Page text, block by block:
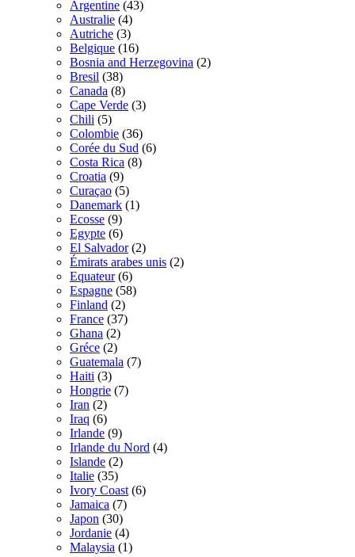
Argentine (43)
Australie (4)
Autriche (3)
Belgique (16)
Bosnia and Herzegovina (2)
Bresil (38)
Canada (8)
Cape Verde (3)
Chili (5)
Colombie (36)
Corée du Sud (6)
Costa Rica (8)
Croatia (9)
Curaçao (5)
Danemark (1)
Ecosse (9)
Egypte (6)
El Salvador (2)
Émirats arabes unis (2)
Equateur (6)
Espagne (58)
Finland (2)
France (37)
Ghana (2)
Gréce (2)
Guatemala (7)
Haiti (3)
Hongrie (7)
Iran (2)
Iraq (6)
Irlande (9)
Irlande du Nord (4)
Islande (2)
Italie (35)
Ivory Coast (6)
Jamaica (7)
Japon (30)
Jordanie (4)
Malaysia (1)